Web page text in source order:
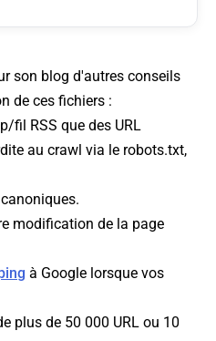
son blog d'autres conseils
de ces fichiers :
fil RSS que des URL
au crawl via le robots.txt,
modification de la page
à Google lorsque vos
plus de 50 000 URL ou 10